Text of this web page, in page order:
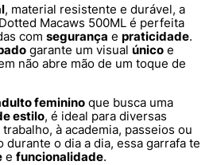
, material resistente e durável, a
Macaws 500ML é perfeita
com segurança e praticidade.
garante um visual único e
não abre mão de um toque de
feminino que busca uma
estilo, é ideal para diversas
à academia, passeios ou
durante o dia a dia, essa garrafa te
e funcionalidade.